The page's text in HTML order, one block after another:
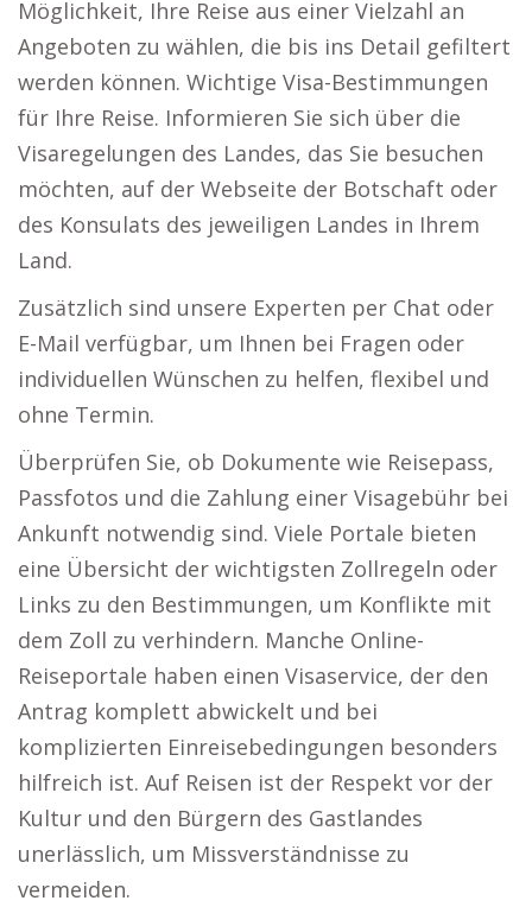
Möglichkeit, Ihre Reise aus einer Vielzahl an
Angeboten zu wählen, die bis ins Detail gefiltert
werden können. Wichtige Visa-Bestimmungen
für Ihre Reise. Informieren Sie sich über die
Visaregelungen des Landes, das Sie besuchen
möchten, auf der Webseite der Botschaft oder
des Konsulats des jeweiligen Landes in Ihrem
Land.
Zusätzlich sind unsere Experten per Chat oder
E-Mail verfügbar, um Ihnen bei Fragen oder
individuellen Wünschen zu helfen, flexibel und
ohne Termin.
Überprüfen Sie, ob Dokumente wie Reisepass,
Passfotos und die Zahlung einer Visagebühr bei
Ankunft notwendig sind. Viele Portale bieten
eine Übersicht der wichtigsten Zollregeln oder
Links zu den Bestimmungen, um Konflikte mit
dem Zoll zu verhindern. Manche Online-
Reiseportale haben einen Visaservice, der den
Antrag komplett abwickelt und bei
komplizierten Einreisebedingungen besonders
hilfreich ist. Auf Reisen ist der Respekt vor der
Kultur und den Bürgern des Gastlandes
unerlässlich, um Missverständnisse zu
vermeiden.